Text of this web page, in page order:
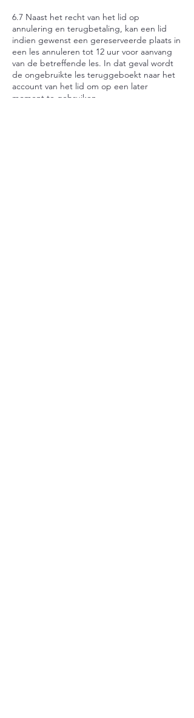
6.7 Naast het recht van het lid op
annulering en terugbetaling, kan een lid
indien gewenst een gereserveerde plaats in
een les annuleren tot 12 uur voor aanvang
van de betreffende les. In dat geval wordt
de ongebruikte les teruggeboekt naar het
account van het lid om op een later
moment te gebruiken.